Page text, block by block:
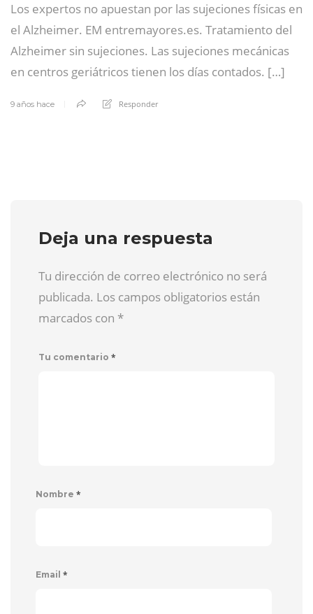
Los expertos no apuestan por las sujeciones físicas en
el Alzheimer. EM entremayores.es. Tratamiento del
Alzheimer sin sujeciones. Las sujeciones mecánicas
en centros geriátricos tienen los días contados. […]
9 años hace Responder
Deja una respuesta
Tu dirección de correo electrónico no será
publicada. Los campos obligatorios están
marcados con *
Tu comentario *
Nombre *
Email *